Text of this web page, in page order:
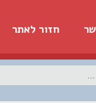
חזור לאתר